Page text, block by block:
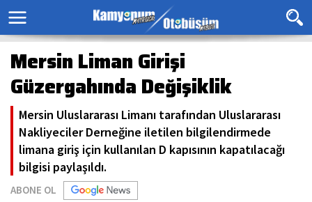
Mersin Liman Girişi
Güzergahında Değişiklik
Mersin Uluslararası Limanı tarafından Uluslararası
Nakliyeciler Derneğine iletilen bilgilendirmede
limana giriş için kullanılan D kapısının kapatılacağı
bilgisi paylaşıldı.
ABONE OL